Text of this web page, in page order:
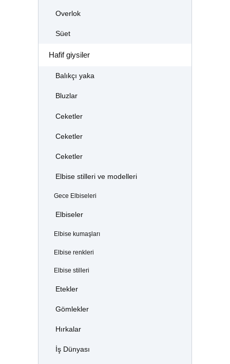
Overlok
Süet
Hafif giysiler
Balıkçı yaka
Bluzlar
Ceketler
Ceketler
Ceketler
Elbise stilleri ve modelleri
Gece Elbiseleri
Elbiseler
Elbise kumaşları
Elbise renkleri
Elbise stilleri
Etekler
Gömlekler
Hırkalar
İş Dünyası